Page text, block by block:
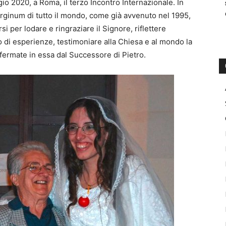
2020, a Roma, il terzo Incontro Internazionale. In
di tutto il mondo, come già avvenuto nel 1995,
per lodare e ringraziare il Signore, riflettere
esperienze, testimoniare alla Chiesa e al mondo la
in essa dal Successore di Pietro.